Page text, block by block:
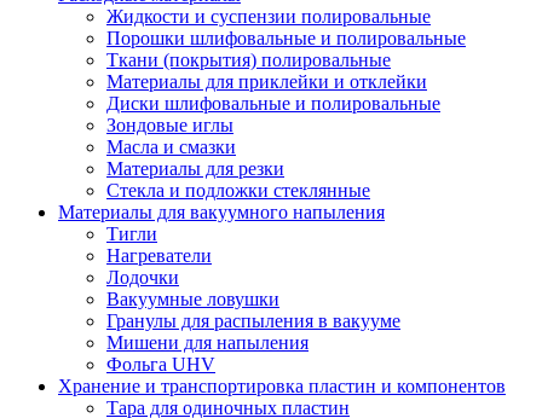
Жидкости и суспензии полировальные
Порошки шлифовальные и полировальные
Ткани (покрытия) полировальные
Материалы для приклейки и отклейки
Диски шлифовальные и полировальные
Зондовые иглы
Масла и смазки
Материалы для резки
Стекла и подложки стеклянные
Материалы для вакуумного напыления
Тигли
Нагреватели
Лодочки
Вакуумные ловушки
Гранулы для распыления в вакууме
Мишени для напыления
Фольга UHV
Хранение и транспортировка пластин и компонентов
Тара для одиночных пластин